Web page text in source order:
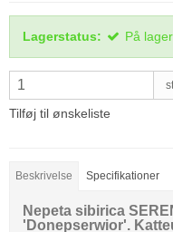
Lagerstatus: På lager.
Tilføj til ønskeliste
Beskrivelse Specifikationer
Nepeta sibirica
'Donepserwior'.